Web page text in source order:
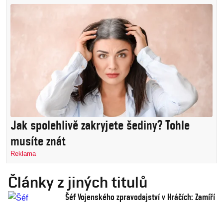
Jak spolehlivě zakryjete šediny? Tohle
musíte znát
Reklama
Články z jiných titulů
Šéf Vojenského zpravodajství v Hráčích: Zamíří